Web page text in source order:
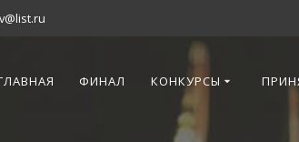
ФИНАЛ КОНКУРСЫ